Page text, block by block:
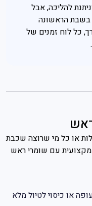
להליכה, אבל
בשבת הראשונה
כל לוח זמנים של
או כל מי שרוצה שכבת
נוחות נוספת, אנו מספקים אבטחת VIP מקצועית עם שומרי ראש
או כיסוי לטיול מלא